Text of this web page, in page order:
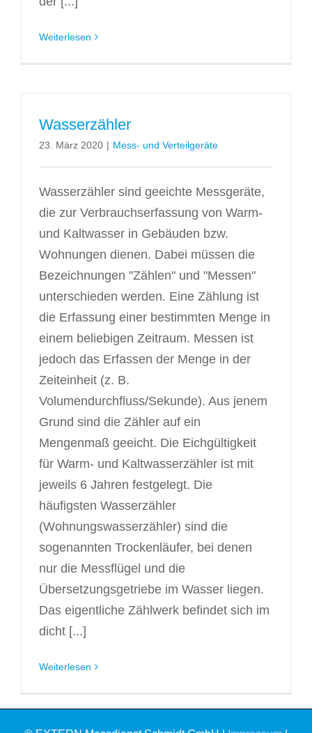
Weiterlesen
Wasserzähler
23. März 2020 | Mess- und Verteilgeräte
Wasserzähler sind geeichte Messgeräte,
die zur Verbrauchserfassung von Warm-
und Kaltwasser in Gebäuden bzw.
Wohnungen dienen. Dabei müssen die
Bezeichnungen "Zählen" und "Messen"
unterschieden werden. Eine Zählung ist
die Erfassung einer bestimmten Menge in
einem beliebigen Zeitraum. Messen ist
jedoch das Erfassen der Menge in der
Zeiteinheit (z. B.
Volumendurchfluss/Sekunde). Aus jenem
Grund sind die Zähler auf ein
Mengenmaß geeicht. Die Eichgültigkeit
für Warm- und Kaltwasserzähler ist mit
jeweils 6 Jahren festgelegt. Die
häufigsten Wasserzähler
(Wohnungswasserzähler) sind die
sogenannten Trockenläufer, bei denen
nur die Messflügel und die
Übersetzungsgetriebe im Wasser liegen.
Das eigentliche Zählwerk befindet sich im
dicht [...]
Weiterlesen